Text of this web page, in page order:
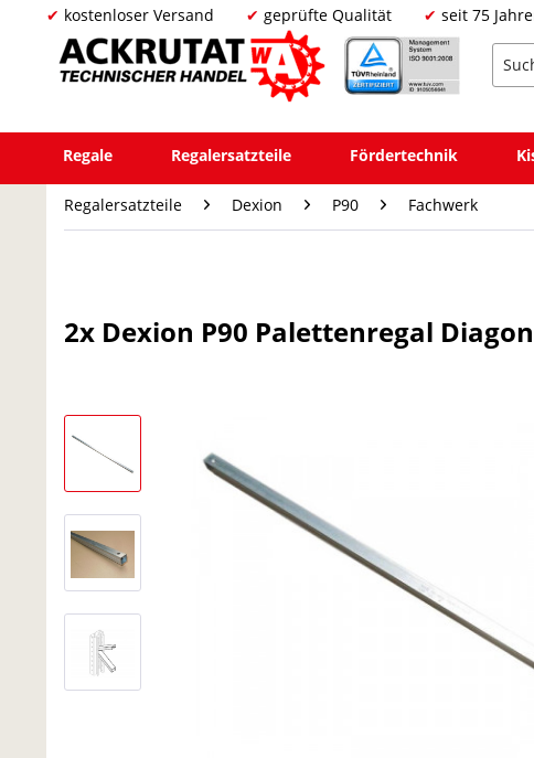
kostenloser Versand geprüfte Qualität seit 75
Regale Regalersatzteile Fördertechnik
Regalersatzteile Dexion P90 Fachwerk
2x Dexion P90 Palettenregal